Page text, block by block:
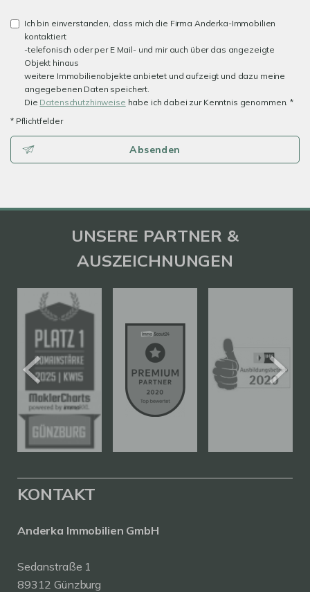
Ich bin einverstanden, dass mich die Firma Anderka-Immobilien
kontaktiert
-telefonisch oder per E Mail- und mir auch über das angezeigte
Objekt hinaus
weitere Immobilienobjekte anbietet und aufzeigt und dazu meine
angegebenen Daten speichert.
Die Datenschutzhinweise habe ich dabei zur Kenntnis genommen. *
* Pflichtfelder
Absenden
UNSERE PARTNER &
AUSZEICHNUNGEN
KONTAKT
Anderka Immobilien GmbH
Sedanstraße 1
89312 Günzburg